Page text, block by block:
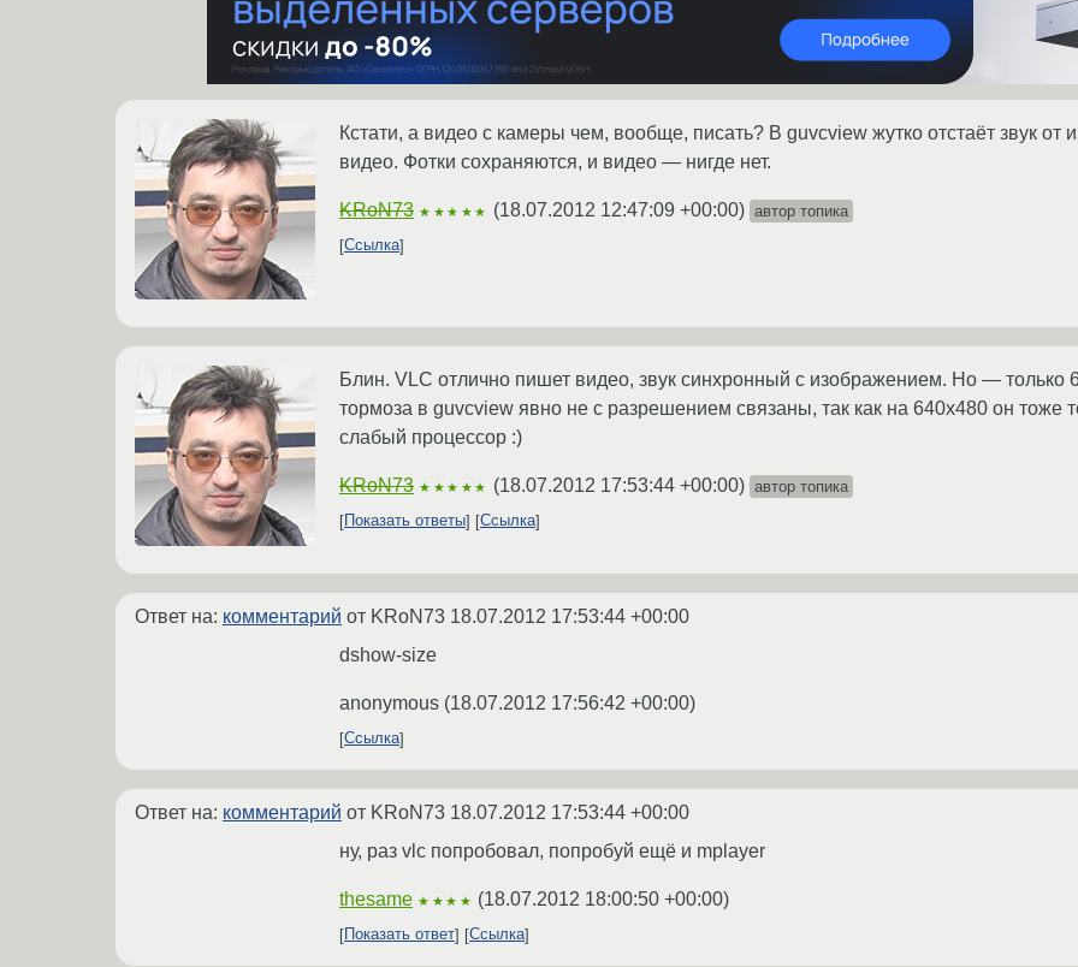
Кстати, а видео с камеры чем, вообще, писать? В guvcview жутко отстаёт звук от
видео. Фотки сохраняются, и видео — нигде нет.
KRoN73 ★★★★★ (18.07.2012 12:47:09 +00:00) автор топика
Ссылка
Блин. VLC отлично пишет видео, звук синхронный с изображением. Но —
тормоза в guvcview явно не с разрешением связаны, так как на 640x480 он
слабый процессор :)
KRoN73 ★★★★★ (18.07.2012 17:53:44 +00:00) автор топика
Показать ответы
Ссылка
Ответ на: комментарий от KRoN73 18.07.2012 17:53:44 +00:00
dshow-size
anonymous (18.07.2012 17:56:42 +00:00)
Ссылка
Ответ на: комментарий от KRoN73 18.07.2012 17:53:44 +00:00
ну, раз vlc попробовал, попробуй ещё и mplayer
thesame ★★★★ (18.07.2012 18:00:50 +00:00)
Показать ответ Ссылка